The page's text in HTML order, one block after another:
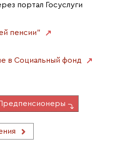
портал Госуслуги
пенсии"
в Социальный фонд